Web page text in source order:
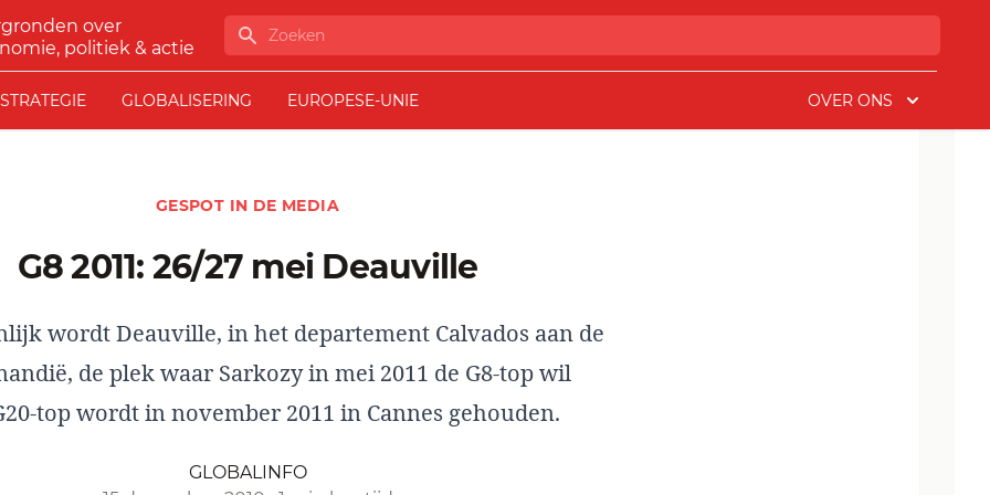
over
politiek & actie
Zoeken
STRATEGIE GLOBALISERING EUROPESE-UNIE OVER ONS
GESPOT IN DE MEDIA
G8 2011: 26/27 mei Deauville
wordt Deauville, in het departement Calvados aan de
de plek waar Sarkozy in mei 2011 de G8-top wil
top wordt in november 2011 in Cannes gehouden.
GLOBALINFO